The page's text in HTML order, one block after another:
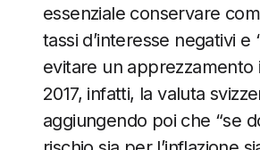
essenziale conservare
tassi d’interesse negativi
evitare un
2017, infatti, la valuta
aggiungendo poi che “se